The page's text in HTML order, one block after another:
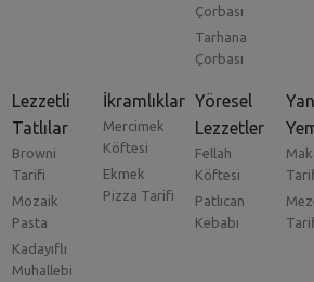
Çorbası
Tarhana
Çorbası
Lezzetli
Tatlılar
Browni
Tarifi
Mozaik
Pasta
Kadayıflı
Muhallebi
İkramlıklar
Mercimek
Köftesi
Ekmek
Pizza Tarifi
Yöresel
Lezzetler
Fellah
Köftesi
Patlıcan
Kebabı
Yan